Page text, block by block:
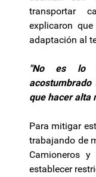
transportar
explicaron
adaptación al
"No es lo
que hacer alta
Para mitigar
trabajando de
Camioneros
establecer